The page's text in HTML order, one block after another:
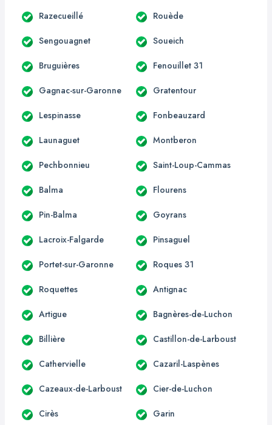
Razecueillé Rouède
Sengouagnet Soueich
Bruguières Fenouillet 31
Gagnac-sur-Garonne Gratentour
Lespinasse Fonbeauzard
Launaguet Montberon
Pechbonnieu Saint-Loup-Cammas
Balma Flourens
Pin-Balma Goyrans
Lacroix-Falgarde Pinsaguel
Portet-sur-Garonne Roques 31
Roquettes Antignac
Artigue Bagnères-de-Luchon
Billière Castillon-de-Larboust
Cathervielle Cazaril-Laspènes
Cazeaux-de-Larboust Cier-de-Luchon
Cirès Garin